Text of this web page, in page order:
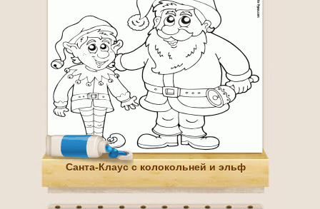
Санта-Клаус с колокольней и эльф